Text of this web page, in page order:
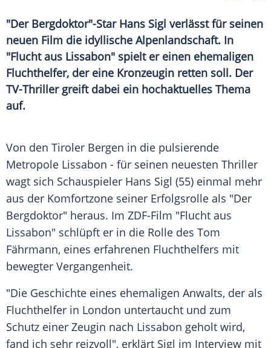
"Der Bergdoktor"-Star Hans Sigl verlässt für seinen
neuen Film die idyllische Alpenlandschaft. In
"Flucht aus Lissabon" spielt er einen ehemaligen
Fluchthelfer, der eine Kronzeugin retten soll. Der
TV-Thriller greift dabei ein hochaktuelles Thema
auf.
Von den Tiroler Bergen in die pulsierende
Metropole Lissabon - für seinen neuesten Thriller
wagt sich Schauspieler Hans Sigl (55) einmal mehr
aus der Komfortzone seiner Erfolgsrolle als "Der
Bergdoktor" heraus. Im ZDF-Film "Flucht aus
Lissabon" schlüpft er in die Rolle des Tom
Fährmann, eines erfahrenen Fluchthelfers mit
bewegter Vergangenheit.
"Die Geschichte eines ehemaligen Anwalts, der als
Fluchthelfer in London untertaucht und zum
Schutz einer Zeugin nach Lissabon geholt wird,
fand ich sehr reizvoll", erklärt Sigl im Interview mit